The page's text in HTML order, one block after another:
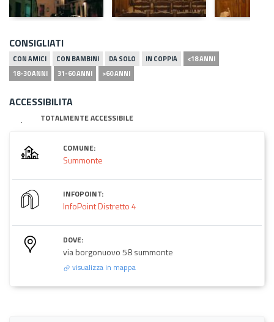
CONSIGLIATI
CON AMICI CON BAMBINI DA SOLO IN COPPIA
<18 ANNI
18-30 ANNI
31-60 ANNI >60 ANNI
ACCESSIBILITA
TOTALMENTE ACCESSIBILE
COMUNE:
Summonte
INFOPOINT:
InfoPoint Distretto 4
DOVE:
via borgonuovo 58 summonte
visualizza in mappa